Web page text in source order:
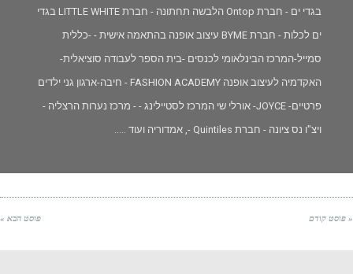
בגדי ים - חברת Ontop הלבשה תחתונה - חברת LITTLE WHITE בגדי
ים לכלות - חברת BYME עיצוב אופנה בהתאמה אישית - -כללית
סמייל-המרכז הבינלאומי לכנסים -בית הספר לעבודה סוציאלית-
האקדמיה לעיצוב אופנה FASHION ACADEMY - חיבה-ארגון גני ילדים
פרטיים- JOYCE- אורלי שי המרכז לסטיילינג - - מרכז נערות הרצליה -
ויצ"ו נס ציונה - חברת Quintiles -, אמדוריה ועוד .....
« פוסט קודם פוסט הבא »